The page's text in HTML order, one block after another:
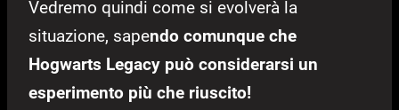
Vedremo quindi come si evolverà la
situazione, sapendo comunque che
Hogwarts Legacy può considerarsi un
esperimento più che riuscito!